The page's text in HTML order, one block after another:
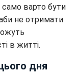
само варто бути
не отримати
в житті.
дня